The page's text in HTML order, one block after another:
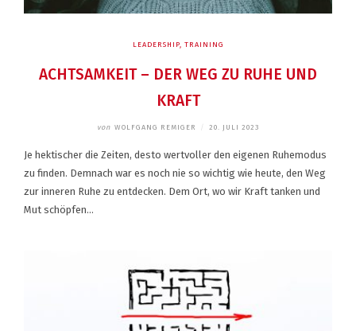
LEADERSHIP, TRAINING
ACHTSAMKEIT – DER WEG ZU RUHE UND
KRAFT
von WOLFGANG REMIGER 20. JULI 2023
Je hektischer die Zeiten, desto wertvoller den eigenen Ruhemodus
zu finden. Demnach war es noch nie so wichtig wie heute, den Weg
zur inneren Ruhe zu entdecken. Dem Ort, wo wir Kraft tanken und
Mut schöpfen…